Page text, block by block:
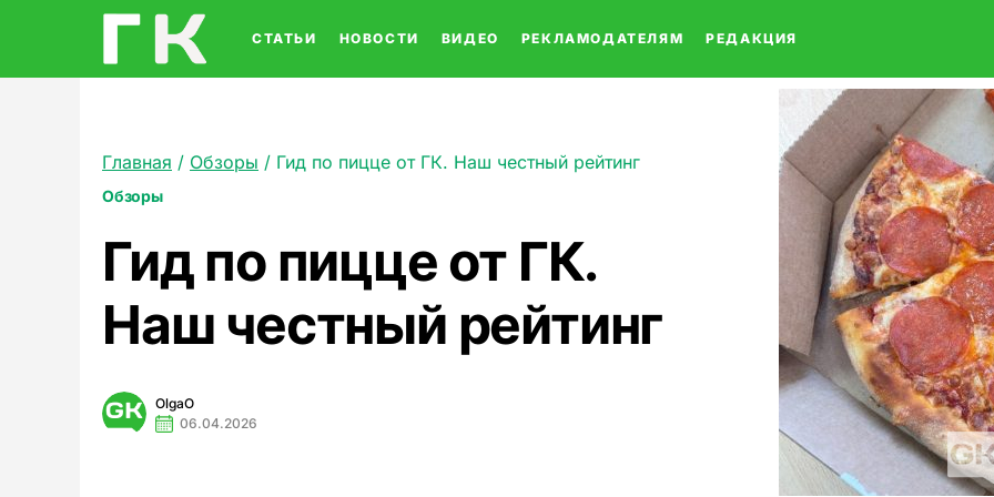
СТАТЬИ НОВОСТИ ВИДЕО РЕКЛАМОДАТЕЛЯМ РЕДАКЦИЯ
Главная / Обзоры / Гид по пицце от ГК. Наш честный рейтинг
Обзоры
Гид по пицце от ГК.
Наш честный рейтинг
OlgaO
06.04.2026